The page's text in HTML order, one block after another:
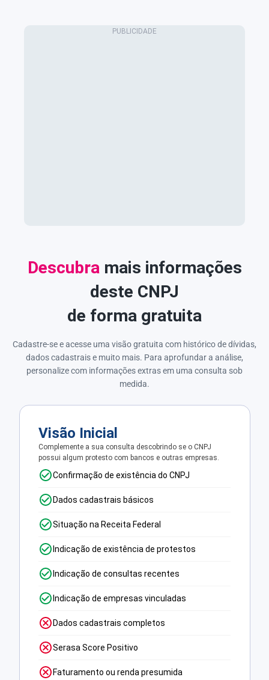
Descubramais informações
deste CNPJ
de forma gratuita
Cadastre-se e acesse uma visão gratuita com histórico de dívidas,
dados cadastrais e muito mais. Para aprofundar a análise,
personalize com informações extras em uma consulta sob
medida.
Visão Inicial
Complemente a sua consulta descobrindo se o CNPJ
possui algum protesto com bancos e outras empresas.
Confirmação de existência do CNPJ
Dados cadastrais básicos
Situação na Receita Federal
Indicação de existência de protestos
Indicação de consultas recentes
Indicação de empresas vinculadas
Dados cadastrais completos
Serasa Score Positivo
Faturamento ou renda presumida